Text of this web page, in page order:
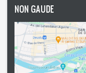
NON GAUDE